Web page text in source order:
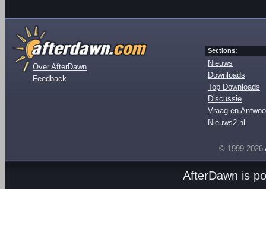
Over AfterDawn
Feedback
Sections:
Nieuws
Downloads
Top Downloads
Discussie
Vraag en
Nieuws2.nl
© 1999-2026
AfterDawn is